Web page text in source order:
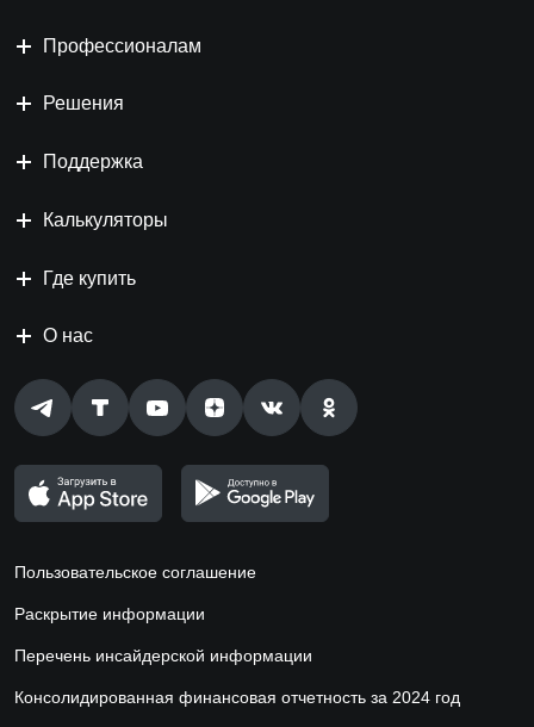
Профессионалам
Решения
Поддержка
Калькуляторы
Где купить
О нас
Пользовательское соглашение
Раскрытие информации
Перечень инсайдерской информации
Консолидированная финансовая отчетность за 2024 год